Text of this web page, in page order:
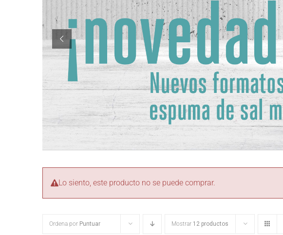
Lo siento, este producto no se puede comprar.
Ordena por Puntuar Mostrar 12 productos